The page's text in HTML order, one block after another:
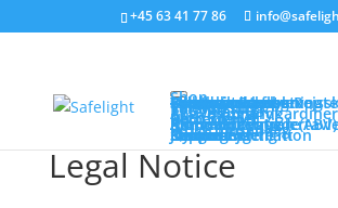
+45 63 41 77 86
Shop
Sikkerhedsbelysning
Flugtvejsaramtur
Panikarmaturer
Centralanlæg
Dynamic Escape Route
EX armaturer
Tilbehør
Brandsikre kabler
Selvlysende
Varsling
Talevarsling
Tonevarsling
Varslingstryk
Røg- og brandgardiner
Aktiveringstryk
Batterier
Blybatterier
NiCd / NiMh
Brandventilation (ABV)
Kompaktcentraler
Modulopbyggede
Aktuatorer
Aktiveringstryk
Frostrumsanlæg
Komfortventilation
Service
Løsninger
Rådgivning
Om os
Medarbejdere
Job ved Safelight
Nyheder
Support
Legal Notice